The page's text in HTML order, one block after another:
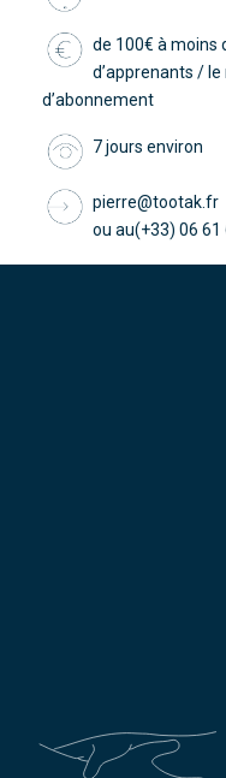
de 100€ à moins
d’apprenants /
d’abonnement
7 jours environ
pierre@tootak.fr
ou au(+33) 06 61